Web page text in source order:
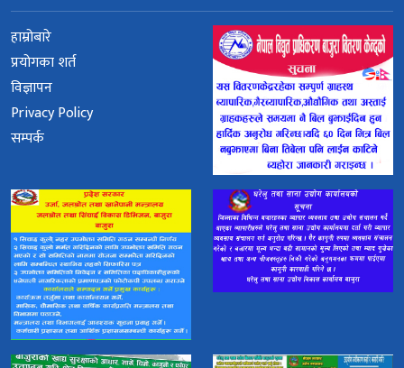
हाम्रोबारे
प्रयोगका शर्त
विज्ञापन
Privacy Policy
सम्पर्क